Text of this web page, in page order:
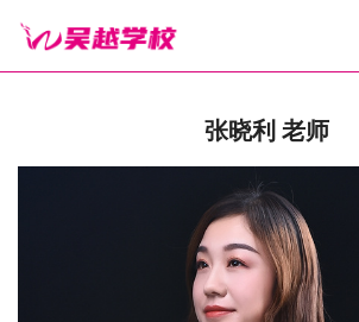
张晓利 老师